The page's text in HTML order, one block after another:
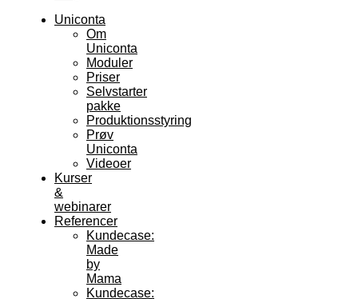
Uniconta
Om
Uniconta
Moduler
Priser
Selvstarter
pakke
Produktionsstyring
Prøv
Uniconta
Videoer
Kurser
&
webinarer
Referencer
Kundecase:
Made
by
Mama
Kundecase: